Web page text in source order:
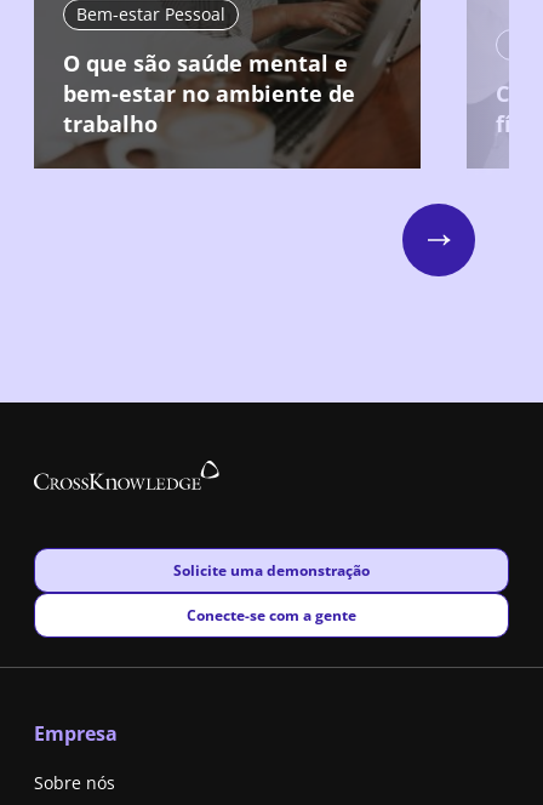
Bem-estar Pessoal
O que são saúde mental e
bem-estar no ambiente de
trabalho
Next
New window
Solicite uma demonstração
New window
Conecte-se com a gente
Empresa
Sobre nós